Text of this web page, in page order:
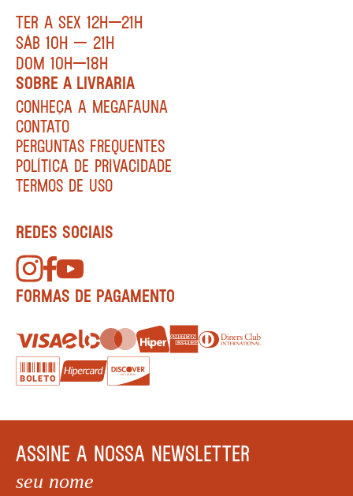
TER A SEX 12H—21H
SÁB 10H — 21H
DOM 10H—18H
SOBRE A LIVRARIA
CONHEÇA A MEGAFAUNA
CONTATO
PERGUNTAS FREQUENTES
POLÍTICA DE PRIVACIDADE
TERMOS DE USO
REDES SOCIAIS
FORMAS DE PAGAMENTO
ASSINE A NOSSA NEWSLETTER